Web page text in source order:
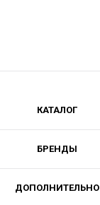
КАТАЛОГ
БРЕНДЫ
ДОПОЛНИТЕЛЬНО